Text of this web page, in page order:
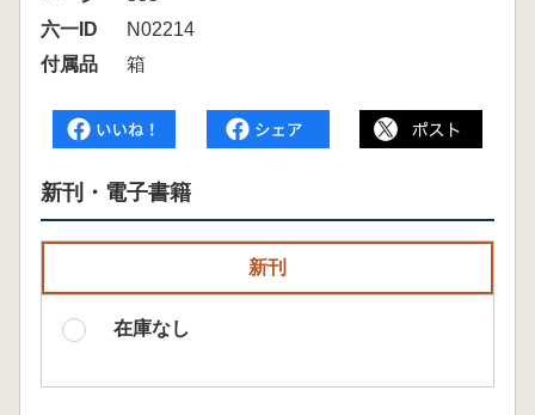
六一ID
N02214
付属品
箱
新刊・電子書籍
新刊
在庫なし